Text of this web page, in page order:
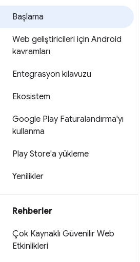
Başlama
Web geliştiricileri için Android
kavramları
Entegrasyon kılavuzu
Ekosistem
Google Play Faturalandırma'yı
kullanma
Play Store'a yükleme
Yenilikler
Rehberler
Çok Kaynaklı Güvenilir Web
Etkinlikleri